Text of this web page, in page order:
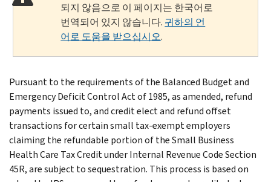
되지 않음으로 이 페이지는 한국어로
번역되어 있지 않습니다. 귀하의 언
어로 도움을 받으십시오.
Pursuant to the requirements of the Balanced Budget and
Emergency Deficit Control Act of 1985, as amended, refund
payments issued to, and credit elect and refund offset
transactions for certain small tax-exempt employers
claiming the refundable portion of the Small Business
Health Care Tax Credit under Internal Revenue Code Section
45R, are subject to sequestration. This process is based on